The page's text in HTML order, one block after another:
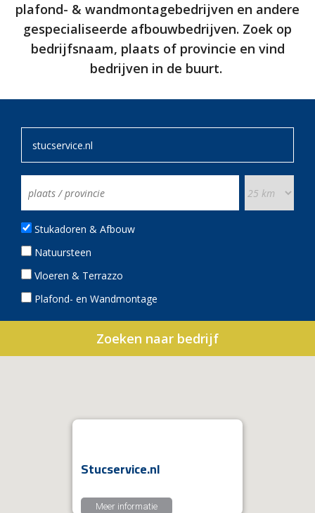
plafond- & wandmontagebedrijven en andere
gespecialiseerde afbouwbedrijven. Zoek op
bedrijfsnaam, plaats of provincie en vind
bedrijven in de buurt.
Stucservice.nl
Meer informatie
Stukadoren & Afbouw
Natuursteen
Vloeren & Terrazzo
Plafond- en Wandmontage